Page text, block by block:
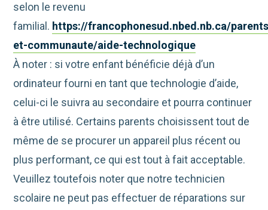
selon le revenu
familial. https://francophonesud.nbed.nb.ca/
et-communaute/aide-technologique
À noter : si votre enfant bénéficie déjà d’un
ordinateur fourni en tant que technologie d’aide,
celui-ci le suivra au secondaire et pourra continuer
à être utilisé. Certains parents choisissent tout de
même de se procurer un appareil plus récent ou
plus performant, ce qui est tout à fait acceptable.
Veuillez toutefois noter que notre technicien
scolaire ne peut pas effectuer de réparations sur